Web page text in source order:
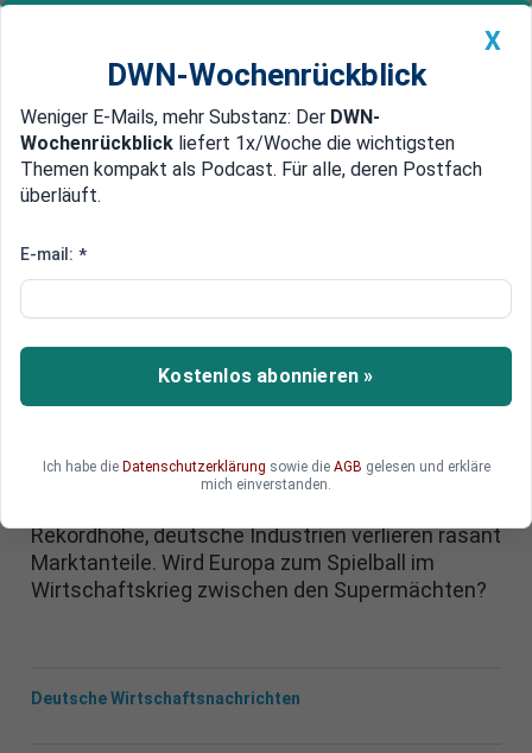
Newsticker MEIN DWN: Geldanlage Premium
Edelmetalle DWN-Magazin China
Wie China europäische
verdrängt – und Brüssel
zuschaut
einbrechen – und Brüssel steht hilflos daneben.
Rekordhöhe, deutsche Industrien verlieren rasant
Marktanteile. Wird Europa zum Spielball im
Wirtschaftskrieg zwischen den Supermächten?
Deutsche Wirtschaftsnachrichten
X
DWN-Wochenrückblick
Weniger E-Mails, mehr Substanz: Der DWN-
Wochenrückblick liefert 1x/Woche die wichtigsten
Themen kompakt als Podcast. Für alle, deren Postfach
überläuft.
E-mail: *
Kostenlos abonnieren »
Ich habe die Datenschutzerklärung sowie die AGB gelesen und erkläre
mich einverstanden.